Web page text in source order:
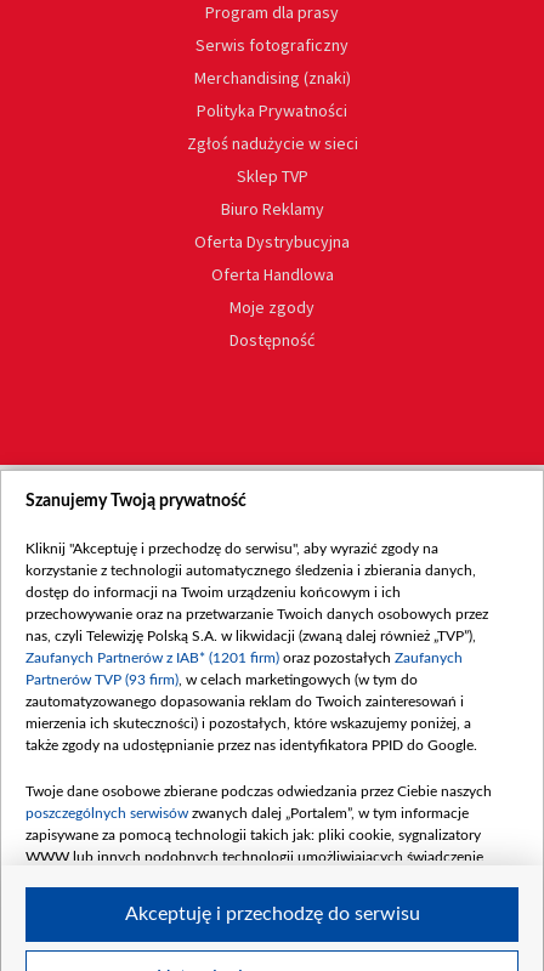
Program dla prasy
Serwis fotograficzny
Merchandising (znaki)
Polityka Prywatności
Zgłoś nadużycie w sieci
Sklep TVP
Biuro Reklamy
Oferta Dystrybucyjna
Oferta Handlowa
Moje zgody
Dostępność
Szanujemy Twoją prywatność
Kliknij "Akceptuję i przechodzę do serwisu", aby wyrazić zgody na
korzystanie z technologii automatycznego śledzenia i zbierania danych,
dostęp do informacji na Twoim urządzeniu końcowym i ich
przechowywanie oraz na przetwarzanie Twoich danych osobowych przez
nas, czyli Telewizję Polską S.A. w likwidacji (zwaną dalej również „TVP”),
Zaufanych Partnerów z IAB* (1201 firm) oraz pozostałych Zaufanych
Partnerów TVP (93 firm) , w celach marketingowych (w tym do
zautomatyzowanego dopasowania reklam do Twoich zainteresowań i
mierzenia ich skuteczności) i pozostałych, które wskazujemy poniżej, a
także zgody na udostępnianie przez nas identyfikatora PPID do Google.
Twoje dane osobowe zbierane podczas odwiedzania przez Ciebie naszych
poszczególnych serwisów zwanych dalej „Portalem”, w tym informacje
zapisywane za pomocą technologii takich jak: pliki cookie, sygnalizatory
WWW lub innych podobnych technologii umożliwiających świadczenie
Akceptuję i przechodzę do serwisu